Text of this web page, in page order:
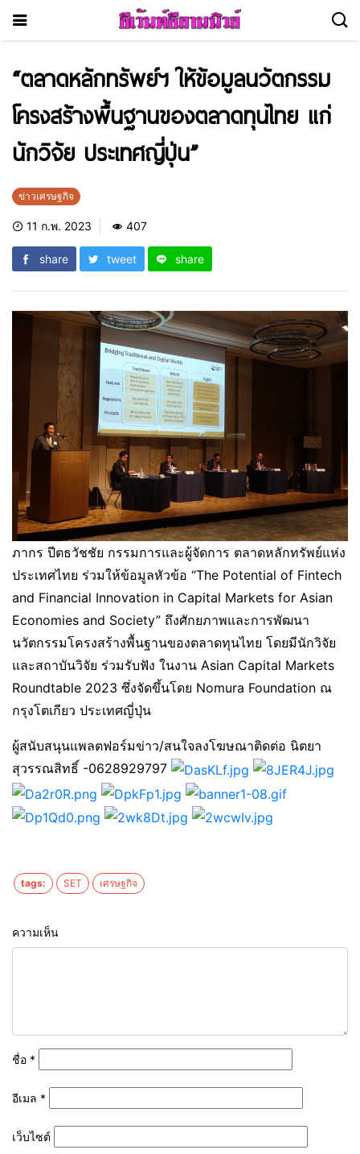
“ตลาดหลักทรัพย์ฯ ให้ข้อมูลนวัตกรรม
โครงสร้างพื้นฐานของตลาดทุนไทย แก่
นักวิจัย ประเทศญี่ปุ่น”
ข่าวเศรษฐกิจ
11 ก.พ. 2023 407
share tweet share
ภากร ปีตธวัชชัย กรรมการและผู้จัดการ ตลาดหลักทรัพย์แห่ง
ประเทศไทย ร่วมให้ข้อมูลหัวข้อ “The Potential of Fintech
and Financial Innovation in Capital Markets for Asian
Economies and Society” ถึงศักยภาพและการพัฒนา
นวัตกรรมโครงสร้างพื้นฐานของตลาดทุนไทย โดยมีนักวิจัย
และสถาบันวิจัย ร่วมรับฟัง ในงาน Asian Capital Markets
Roundtable 2023 ซึ่งจัดขึ้นโดย Nomura Foundation ณ
กรุงโตเกียว ประเทศญี่ปุ่น
ผู้สนับสนุนแพลตฟอร์มข่าว/สนใจลงโฆษณาติดต่อ นิตยา
สุวรรณสิทธิ์ -0628929797
tags: SET เศรษฐกิจ
ความเห็น
ชื่อ *
อีเมล *
เว็บไซต์